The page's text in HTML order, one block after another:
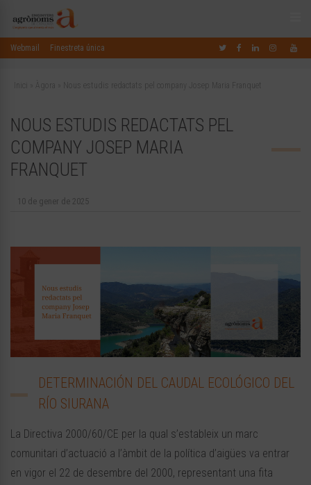
Webmail Finestreta única
Inici Àgora Nous estudis redactats pel company Josep Maria Franquet
NOUS ESTUDIS REDACTATS PEL
COMPANY JOSEP MARIA
FRANQUET
10 de gener de 2025
DETERMINACIÓN DEL CAUDAL ECOLÓGICO DEL
RÍO SIURANA
La Directiva 2000/60/CE per la qual s’estableix un marc
comunitari d’actuació a l’àmbit de la política d’aigües va entrar
en vigor el 22 de desembre del 2000, representant una fita